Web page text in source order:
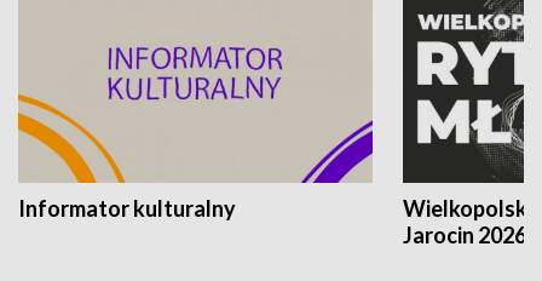
Informator kulturalny
Jarocin 2026